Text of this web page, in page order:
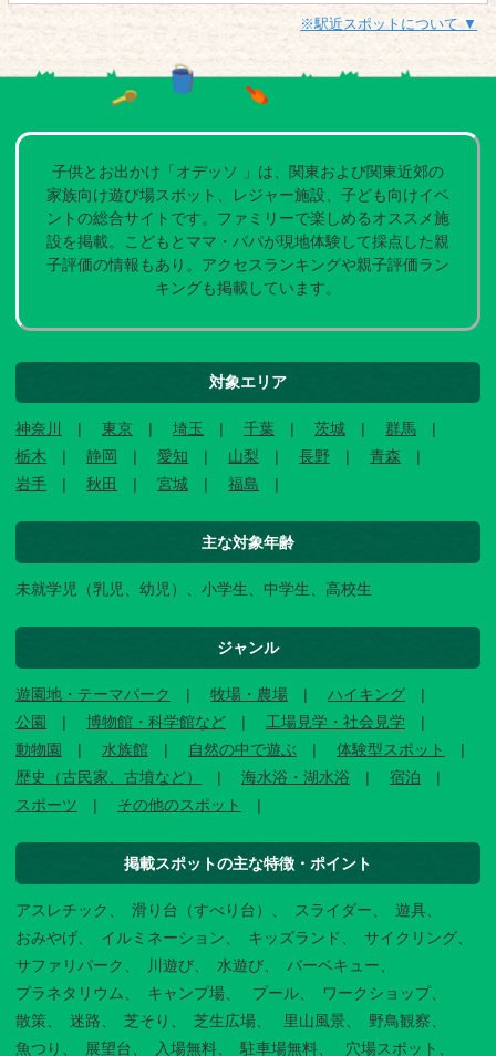
※駅近スポットについて ▼
子供とお出かけ「オデッソ 」は、関東および関東近郊の
家族向け遊び場スポット、レジャー施設、子ども向けイベ
ントの総合サイトです。ファミリーで楽しめるオススメ施
設を掲載。こどもとママ・パパが現地体験して採点した親
子評価の情報もあり。アクセスランキングや親子評価ラン
キングも掲載しています。
対象エリア
神奈川 東京 埼玉 千葉 茨城
群馬
栃木
静岡 愛知 山梨 長野
青森
岩手
秋田 宮城 福島
主な対象年齢
未就学児（乳児、幼児）、小学生、中学生、高校生
ジャンル
遊園地・テーマパーク 牧場・農場
ハイキング
公園
博物館・科学館など
工場見学・社会見学
動物園
水族館 自然の中で遊ぶ
体験型スポット
歴史（古民家、古墳など）
海水浴・湖水浴
宿泊
スポーツ
その他のスポット
掲載スポットの主な特徴・ポイント
アスレチック 滑り台（すべり台） スライダー
遊具
おみやげ
イルミネーション キッズランド
サイクリング
サファリパーク
川遊び 水遊び
バーベキュー
プラネタリウム
キャンプ場 プール
ワークショップ
散策
迷路 芝そり 芝生広場 里山風景
野鳥観察
魚つり
展望台 入場無料 駐車場無料 穴場スポット